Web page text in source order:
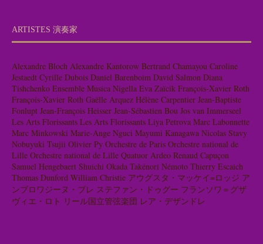
ARTISTES 演奏家
Alexandre Bloch Alexandre Kantorow Bertrand Chamayou Caroline
Jestaedt Cyrille Dubois Daniel Barenboim David Salmon Diana
Tishchenko Ensemble Musica Nigella Eva Zaïcik François-Xavier Roth
François-Xavier Roth Gaëlle Arquez Hélène Carpentier Jean-Baptiste
Fonlupt Jean-François Heisser Jean-Sébastien Bou Jos van Immerseel
Les Arts Florissants Les Arts Florissants Liya Petrova Marc Labonnette
Marc Minkowski Marie-Ange Nguci Mayumi Kanagawa Nicolas Stavy
Nobuyuki Tsujii Olivier Py Orchestre de Paris Orchestre national de
Lille Orchestre national de Lille Quatuor Ardeo Renaud Capuçon
Samuel Hengebaert Shuichi Okada Takénori Némoto Thierry Escaich
Thomas Dunford William Christie アウグスタ・マッケイ=ロッジ ア
ンブロワジーヌ・ブレ ステファン・ドゥグー フランソワ＝グザ
ヴィエ・ロト リール国立管弦楽団 レア・デザンドレ